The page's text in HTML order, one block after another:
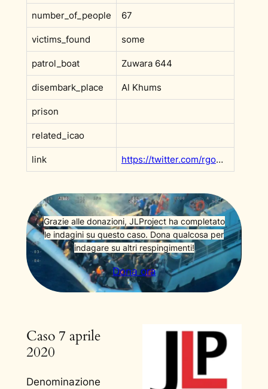
number_of_people 67
victims_found some
patrol_boat Zuwara 644
disembark_place Al Khums
prison
related_icao
link https://twitter.com/rgowans/status/1247976501137588226?s=20&t=PRTUAtzKqBlJ2Qlij7iXZA
Grazie alle donazioni, JLProject ha completato
le indagini su questo caso. Dona qualcosa per
indagare su altri respingimenti!
Dona ora
Caso 7 aprile
2020
Denominazione